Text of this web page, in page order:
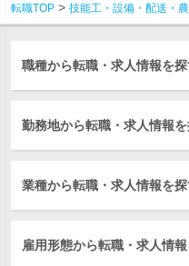
転職TOP 技能工・設備・配送・
職種から転職・求人情報を
勤務地から転職・求人情報
業種から転職・求人情報を
雇用形態から転職・求人情